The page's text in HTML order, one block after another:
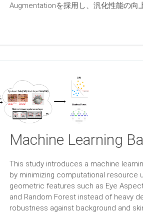
Augmentationを採用し、汎化性能の向
Machine Learning
This study introduces a machine
by minimizing computational
geometric features such as Eye
and Random Forest instead of heavy
robustness against background and